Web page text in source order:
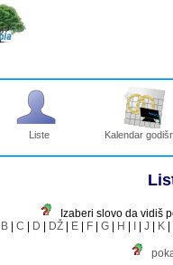
Liste Kalendar
Izaberi slovo da vidiš
B| C | D | DŽ| E| F| G| H | I| J | K|